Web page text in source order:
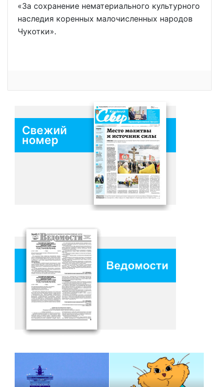
«За сохранение нематериального культурного
наследия коренных малочисленных народов
Чукотки».
Свежий
номер